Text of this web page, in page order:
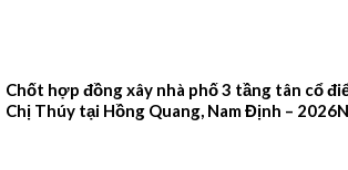
Chốt hợp đồng xây nhà phố 3 tầng tân cổ
Chị Thúy tại Hồng Quang, Nam Định –